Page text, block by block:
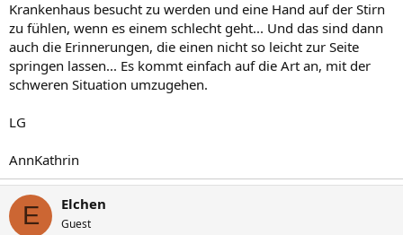
Krankenhaus besucht zu werden und eine Hand auf der Stirn
zu fühlen, wenn es einem schlecht geht... Und das sind dann
auch die Erinnerungen, die einen nicht so leicht zur Seite
springen lassen... Es kommt einfach auf die Art an, mit der
schweren Situation umzugehen.
LG
AnnKathrin
E Elchen
Guest